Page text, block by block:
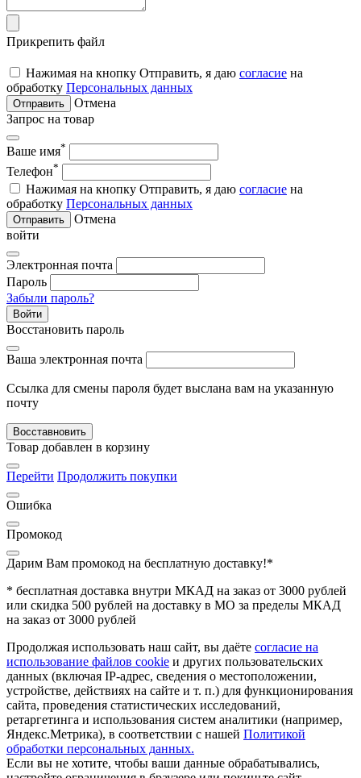
Прикрепить файл
Нажимая на кнопку Отправить, я даю согласие на
обработку Персональных данных
Отправить
Отмена
Запрос на товар
Ваше имя*
Телефон*
Нажимая на кнопку Отправить, я даю согласие на
обработку Персональных данных
Отправить
Отмена
войти
Электронная почта
Пароль
Забыли пароль?
Войти
Восстановить пароль
Ваша электронная почта
Ссылка для смены пароля будет выслана вам на указанную
почту
Восставновить
Товар добавлен в корзину
Перейти Продолжить покупки
Ошибка
Промокод
Дарим Вам промокод на бесплатную доставку!*
* бесплатная доставка внутри МКАД на заказ от 3000 рублей
или скидка 500 рублей на доставку в МО за пределы МКАД
на заказ от 3000 рублей
Продолжая использовать наш сайт, вы даёте согласие на
использование файлов cookie и других пользовательских
данных (включая IP-адрес, сведения о местоположении,
устройстве, действиях на сайте и т. п.) для функционирования
сайта, проведения статистических исследований,
ретаргетинга и использования систем аналитики (например,
Яндекс.Метрика), в соответствии с нашей Политикой
обработки персональных данных.
Если вы не хотите, чтобы ваши данные обрабатывались,